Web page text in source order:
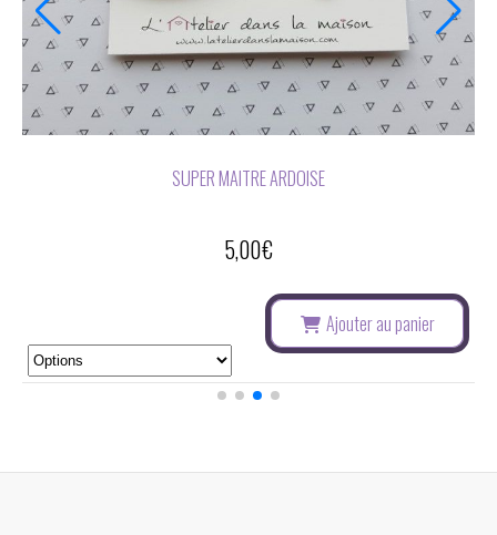
MAGNET ,BADGE,OU DÉCAPSULEUR AIMANTÉ "POUR UN SUPER
MAÎTRE" 58MM
6,00
Ajouter au panier